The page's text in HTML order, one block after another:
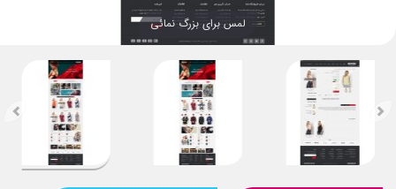
لمس برای بزرگ نمائی